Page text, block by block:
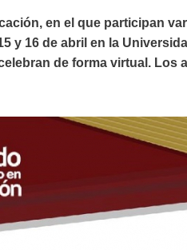
en el que participan
y 16 de abril en la
de forma virtual. Los